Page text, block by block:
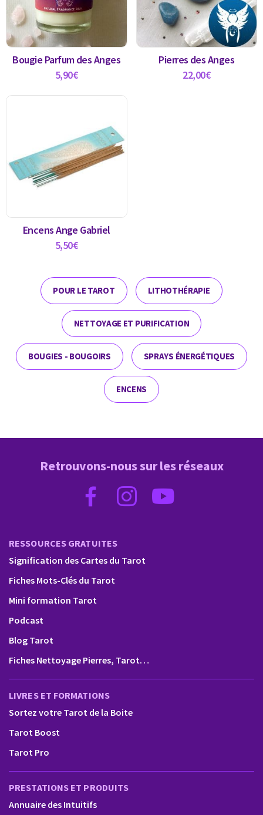
Bougie Parfum des Anges
5,90€
Pierres des Anges
22,00€
Encens Ange Gabriel
5,50€
POUR LE TAROT LITHOTHÉRAPIE
NETTOYAGE ET PURIFICATION
BOUGIES - BOUGOIRS SPRAYS ÉNERGÉTIQUES
ENCENS
RESSOURCES GRATUITES
Signification des Cartes du Tarot
Fiches Mots-Clés du Tarot
Mini formation Tarot
Podcast
Blog Tarot
Fiches Nettoyage Pierres, Tarot…
LIVRES ET FORMATIONS
Sortez votre Tarot de la Boite
Tarot Boost
Tarot Pro
PRESTATIONS ET PRODUITS
Annuaire des Intuitifs
Retrouvons-nous sur les réseaux